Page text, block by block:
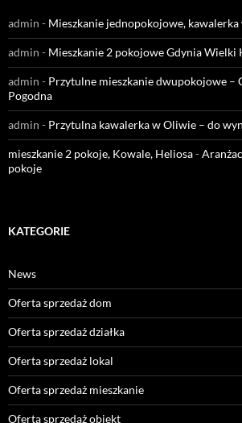
admin - Mieszkanie jednopokojowe, kawalerka
admin - Mieszkanie 2 pokojowe Gdynia Wielki
admin - Przytulne mieszkanie dwupokojowe –
Pogodna
admin - Przytulna kawalerka w Oliwie – do
mieszkanie 2 pokoje, Kowale, Heliosa-
pokoje
KATEGORIE
News
Oferta sprzedaż dom
Oferta sprzedaż działka
Oferta sprzedaż lokal
Oferta sprzedaż mieszkanie
Oferta sprzedaż obiekt